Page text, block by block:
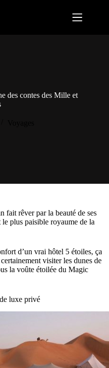
des contes des Mille et
fait rêver par la beauté de ses
le plus paisible royaume de la
d’un vrai hôtel 5 étoiles, ça
visiter les dunes de
la voûte étoilée du Magic
luxe privé